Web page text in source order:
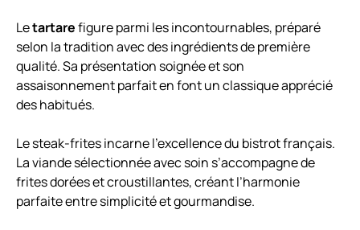
Letartarefigure parmi les incontournables, préparé
selon la tradition avec des ingrédients de première
qualité. Sa présentation soignée et son
assaisonnement parfait en font un classique apprécié
des habitués.
Le steak-frites incarne l’excellence du bistrot français.
La viande sélectionnée avec soin s’accompagne de
frites dorées et croustillantes, créant l’harmonie
parfaite entre simplicité et gourmandise.